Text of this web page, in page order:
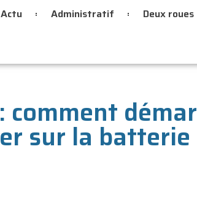
Actu Administratif Deux roues
sur la batterie